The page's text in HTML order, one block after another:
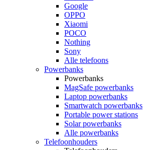
Google
OPPO
Xiaomi
POCO
Nothing
Sony
Alle telefoons
Powerbanks
Powerbanks
MagSafe powerbanks
Laptop powerbanks
Smartwatch powerbanks
Portable power stations
Solar powerbanks
Alle powerbanks
Telefoonhouders